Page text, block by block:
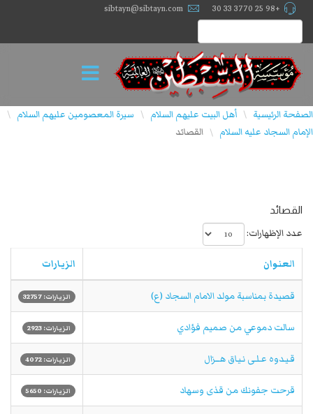
+98 25 3770 33 30
sibtayn@sibtayn.com
الصفحة الرئيسية \ أهل البيت عليهم السلام \ سيرة المعصومين عليهم السلام \
الإمام السجاد عليه السلام \ القصائد
القصائد
عدد الإظهارات:
العنوان الزيارات
قصيدة بمناسبة مولد الامام السجاد (ع) الزيارات: 32757
سالت دموعي من صميم فؤادي الزيارات: 2923
قـيـدوه عـلـى نـيـاق هـــزال الزيارات: 4072
قرحت جفونك من قذى وسهاد الزيارات: 5650